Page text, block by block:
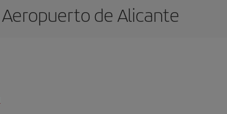
Aeropuerto de Alicante